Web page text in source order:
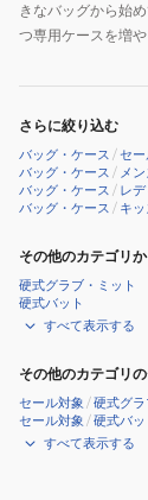
きなバッグから始
つ専用ケースを増
さらに絞り込む
バッグ・ケース /セー
バッグ・ケース / メ
バッグ・ケース / レ
バッグ・ケース / キ
その他のカテゴリ
硬式グラブ・ミット
硬式バット
すべて表示する
その他のカテゴリ
セール対象 /硬式グラ
セール対象 /硬式バッ
すべて表示する